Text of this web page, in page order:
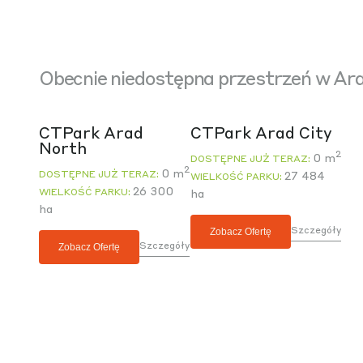
Obecnie niedostępna przestrzeń w
CTPark Arad
North
DOSTĘPNE JUŻ TERAZ: 0 m2
WIELKOŚĆ PARKU: 26 300
ha
Zobacz Ofertę Szczegóły
CTPark Arad City
DOSTĘPNE JUŻ TERAZ: 0 m2
WIELKOŚĆ PARKU: 27 484
ha
Zobacz Ofertę Szczegóły